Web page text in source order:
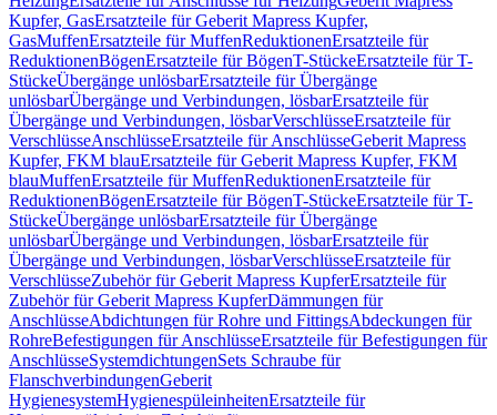
Kupfer, GasErsatzteile für Geberit Mapress Kupfer,
GasMuffenErsatzteile für MuffenReduktionenErsatzteile für
ReduktionenBögenErsatzteile für BögenT-StückeErsatzteile für T-
StückeÜbergänge unlösbarErsatzteile für Übergänge
unlösbarÜbergänge und Verbindungen, lösbarErsatzteile für
Übergänge und Verbindungen, lösbarVerschlüsseErsatzteile für
VerschlüsseAnschlüsseErsatzteile für AnschlüsseGeberit Mapress
Kupfer, FKM blauErsatzteile für Geberit Mapress Kupfer, FKM
blauMuffenErsatzteile für MuffenReduktionenErsatzteile für
ReduktionenBögenErsatzteile für BögenT-StückeErsatzteile für T-
StückeÜbergänge unlösbarErsatzteile für Übergänge
unlösbarÜbergänge und Verbindungen, lösbarErsatzteile für
Übergänge und Verbindungen, lösbarVerschlüsseErsatzteile für
VerschlüsseZubehör für Geberit Mapress KupferErsatzteile für
Zubehör für Geberit Mapress KupferDämmungen für
AnschlüsseAbdichtungen für Rohre und FittingsAbdeckungen für
RohreBefestigungen für AnschlüsseErsatzteile für Befestigungen für
AnschlüsseSystemdichtungenSets Schraube für
FlanschverbindungenGeberit
HygienesystemHygienespüleinheitenErsatzteile für